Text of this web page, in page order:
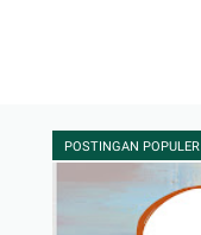
POSTINGAN POPULER